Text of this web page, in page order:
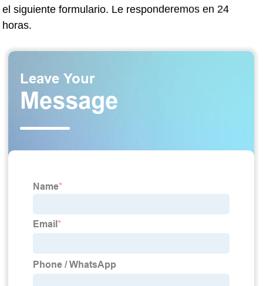
el siguiente formulario. Le responderemos en 24
horas.